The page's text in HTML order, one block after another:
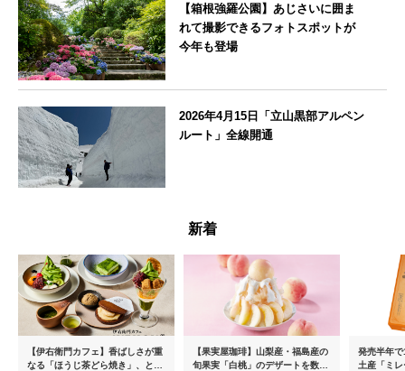
【箱根強羅公園】あじさいに囲ま
れて撮影できるフォトスポットが
今年も登場
2026年4月15日「立山黒部アルペン
ルート」全線開通
新着
【伊右衛門カフェ】香ばしさが重
なる「ほうじ茶どら焼き」、とろ
【果実屋珈琲】山梨産・福島産の
旬果実「白桃」のデザートを数量
発売半年
土産「ミ